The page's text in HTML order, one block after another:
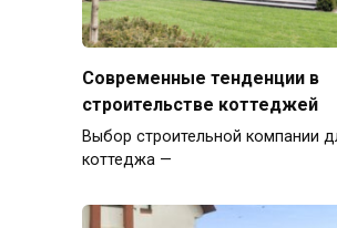
Современные тенденции в
строительстве коттеджей
Выбор строительной компании
коттеджа —